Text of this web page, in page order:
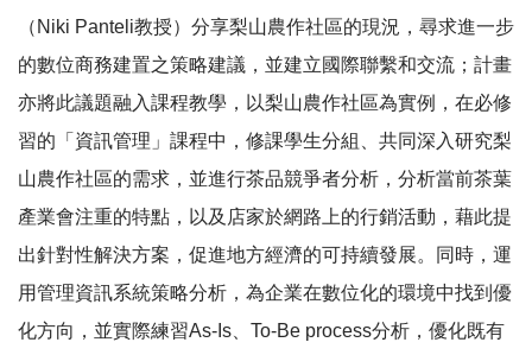
（Niki Panteli教授）分享梨山農作社區的現況，尋求進一步
的數位商務建置之策略建議，並建立國際聯繫和交流；計畫
亦將此議題融入課程教學，以梨山農作社區為實例，在必修
習的「資訊管理」課程中，修課學生分組、共同深入研究梨
山農作社區的需求，並進行茶品競爭者分析，分析當前茶葉
產業會注重的特點，以及店家於網路上的行銷活動，藉此提
出針對性解決方案，促進地方經濟的可持續發展。同時，運
用管理資訊系統策略分析，為企業在數位化的環境中找到優
化方向，並實際練習As-Is、To-Be process分析，優化既有